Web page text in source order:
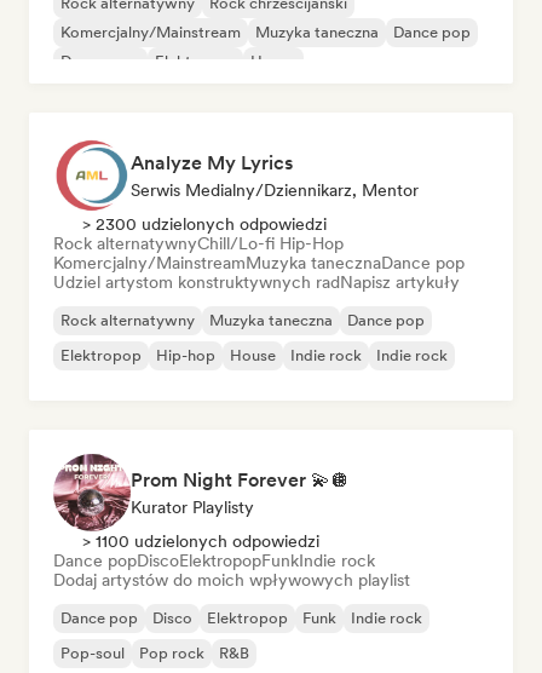
Komercjalny/Mainstream
Muzyka taneczna
Dance pop
Dream pop
Elektropop House
Analyze My Lyrics
Serwis Medialny/Dziennikarz, Mentor
> 2300 udzielonych odpowiedzi
Rock alternatywnyChill/Lo-fi Hip-Hop
Komercjalny/MainstreamMuzyka tanecznaDance pop
Udziel artystom konstruktywnych radNapisz artykuły
Rock alternatywny Muzyka taneczna
Dance pop
Elektropop
Hip-hop House Indie rock Indie rock
Prom Night Forever 💫🪩
Kurator Playlisty
> 1100 udzielonych odpowiedzi
Dance popDiscoElektropopFunkIndie rock
Dodaj artystów do moich wpływowych playlist
Dance pop Disco Elektropop Funk
Indie rock
Pop-soul
Pop rock R&B